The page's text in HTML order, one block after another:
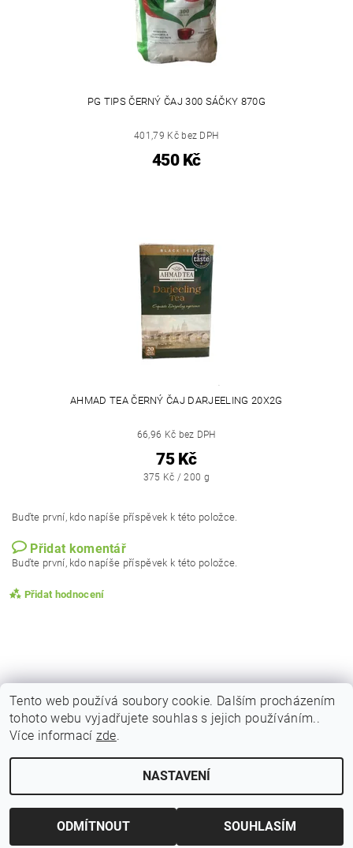
PG TIPS ČERNÝ ČAJ 300 SÁČKY 870G
401,79 Kč bez DPH
450 Kč
AHMAD TEA ČERNÝ ČAJ DARJEELING 20X2G
66,96 Kč bez DPH
75 Kč
375 Kč / 200 g
Buďte první, kdo napíše příspěvek k této položce.
Přidat komentář
Buďte první, kdo napíše příspěvek k této položce.
Přidat hodnocení
Obchodní podmínky |
Reklamační podmínky
2026 © Indicky Koreni, všechna práva vyhrazenaUpravit nastavení cookies
Tento web používá soubory cookie. Dalším procházením
tohoto webu vyjadřujete souhlas s jejich používáním..
Více informací zde.
NASTAVENÍ
ODMÍTNOUT SOUHLASÍM